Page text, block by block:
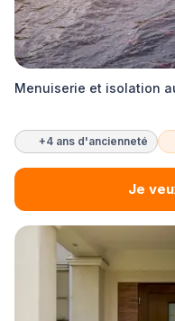
Menuiserie et isolation
+4 ans d'ancienneté
Je